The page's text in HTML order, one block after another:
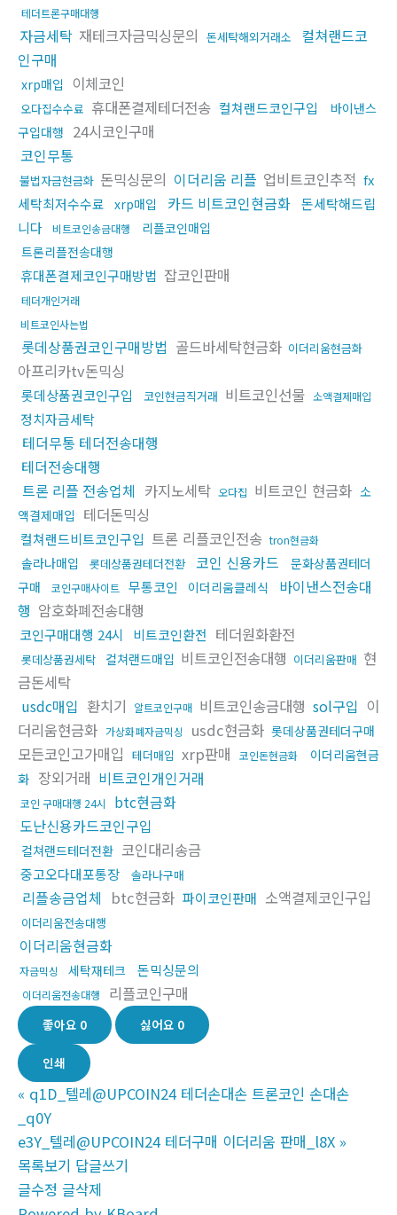
테더트론구매대행
자금세탁 재테크자금믹싱문의 돈세탁해외거래소
컬쳐랜드코
인구매
xrp매입 이체코인
오다집수수료 휴대폰결제테더전송 컬쳐랜드코인구입
바이낸스
구입대행 24시코인구매
코인무통
불법자금현금화 돈믹싱문의 이더리움 리플 업비트코인추적 fx
세탁최저수수료 xrp매입 카드 비트코인현금화 돈세탁해드립
니다
비트코인송금대행
리플코인매입
트론리플전송대행
휴대폰결제코인구매방법 잡코인판매
테더개인거래
비트코인사는법
롯데상품권코인구매방법 골드바세탁현금화 이더리움현금화
아프리카tv돈믹싱
롯데상품권코인구입 코인현금직거래 비트코인선물 소액결제매입
정치자금세탁
테더무통 테더전송대행
테더전송대행
트론 리플 전송업체 카지노세탁 오다집 비트코인 현금화 소
액결제매입 테더돈믹싱
컬쳐랜드비트코인구입 트론 리플코인전송 tron현금화
솔라나매입 롯데상품권테더전환 코인 신용카드
문화상품권테더
구매
코인구매사이트 무통코인 이더리움클레식
바이낸스전송대
행 암호화폐전송대행
코인구매대행 24시 비트코인환전 테더원화환전
롯데상품권세탁 컬쳐랜드매입 비트코인전송대행 이더리움판매 현
금돈세탁
usdc매입 환치기 알트코인구매 비트코인송금대행 sol구입 이
더리움현금화 가상화폐자금믹싱 usdc현금화 롯데상품권테더구매
모든코인고가매입 테더매입 xrp판매 코인돈현금화
이더리움현금
화 장외거래 비트코인개인거래
코인 구매대행 24시
btc현금화
도난신용카드코인구입
컬쳐랜드테더전환 코인대리송금
중고오다대포통장 솔라나구매
리플송금업체 btc현금화 파이코인판매 소액결제코인구입
이더리움전송대행
이더리움현금화
자금믹싱 세탁재테크 돈믹싱문의
이더리움전송대행 리플코인구매
좋아요 0 싫어요 0
인쇄
« q1D_텔레@UPCOIN24 테더손대손 트론코인 손대손
_q0Y
e3Y_텔레@UPCOIN24 테더구매 이더리움 판매_l8X »
목록보기 답글쓰기
글수정 글삭제